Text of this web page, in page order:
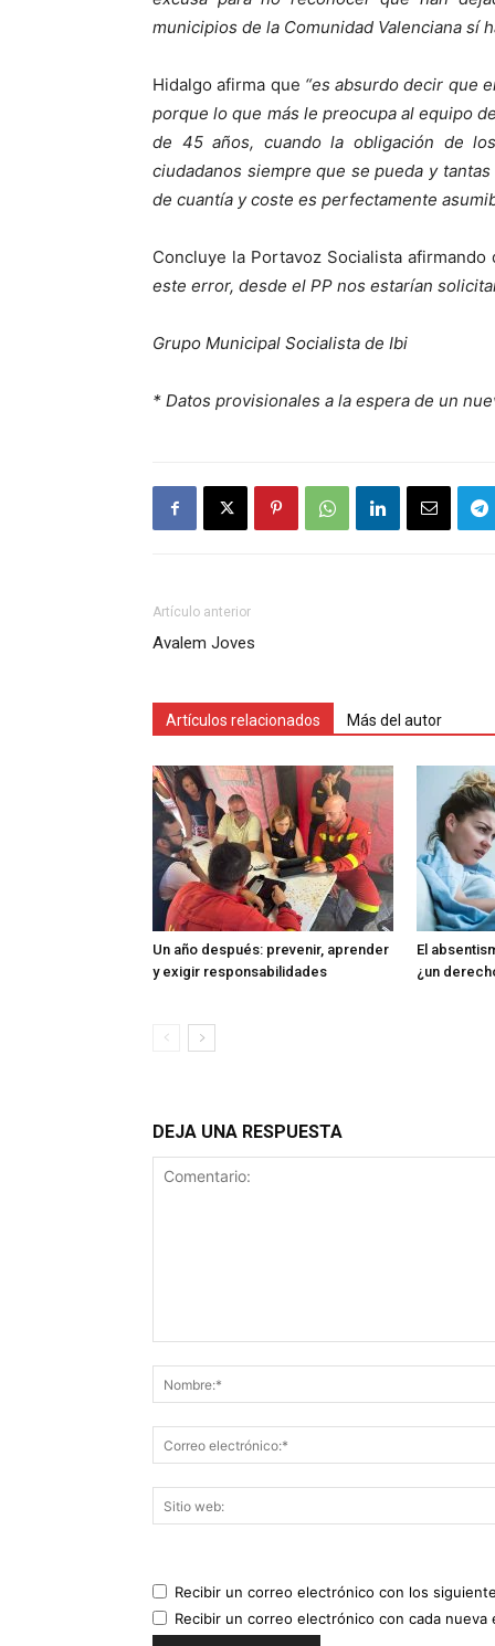
municipios de la Comunidad Valenciana sí
Hidalgo afirma que “es absurdo decir que
porque lo que más le preocupa al equipo
de 45 años, cuando la obligación de
ciudadanos siempre que se pueda y
de cuantía y coste es perfectamente
Concluye la Portavoz Socialista afirmando
este error, desde el PP nos estarían
Grupo Municipal Socialista de Ibi
* Datos provisionales a la espera de un
Artículo anterior
Avalem Joves
Artículos relacionados Más del autor
Un año después: prevenir, aprender
y exigir responsabilidades
El
¿un
DEJA UNA RESPUESTA
Recibir un correo electrónico con los
Recibir un correo electrónico con cada nueva